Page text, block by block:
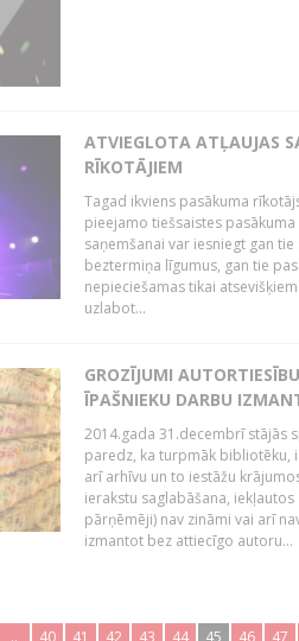
ATVIEGLOTA ATĻAUJAS
RĪKOTĀJIEM
Tagad ikviens pasākuma
pieejamo tiešsaistes
saņemšanai var iesniegt gan
beztermiņa līgumus, gan tie
nepieciešamas tikai
uzlabot...
GROZĪJUMI
ĪPAŠNIEKU DARBU
2014.gada 31.decembrī stājās
paredz, ka turpmāk bibliotēku,
arī arhīvu un to iestāžu
ierakstu saglabāšana,
pārņēmēji) nav zināmi vai arī
izmantot bez attiecīgo autoru...
.. 40 41 42 43 44 45 46 47